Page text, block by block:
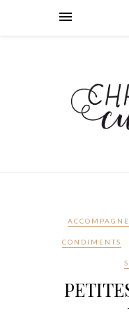
CONDIMENTS